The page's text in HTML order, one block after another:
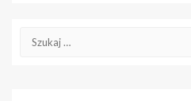
Szukaj: